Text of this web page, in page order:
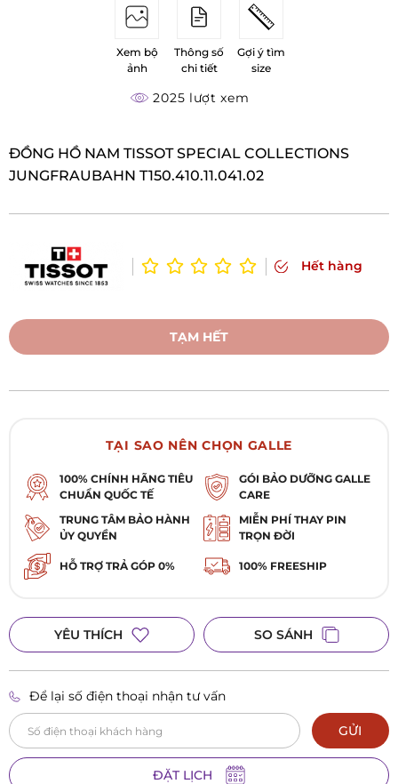
Xem bộ
ảnh
Thông số
chi tiết
Gợi ý tìm
size
2025 lượt xem
ĐỒNG HỒ NAM TISSOT SPECIAL COLLECTIONS
JUNGFRAUBAHN T150.410.11.041.02
Hết hàng
TẠM HẾT
TẠI SAO NÊN CHỌN GALLE
100% CHÍNH HÃNG TIÊU
CHUẨN QUỐC TẾ
GÓI BẢO DƯỠNG GALLE
CARE
TRUNG TÂM BẢO HÀNH
ỦY QUYỀN
MIỄN PHÍ THAY PIN
TRỌN ĐỜI
HỖ TRỢ TRẢ GÓP 0% 100% FREESHIP
YÊU THÍCH SO SÁNH
Để lại số điện thoại nhận tư vấn
GỬI
ĐẶT LỊCH